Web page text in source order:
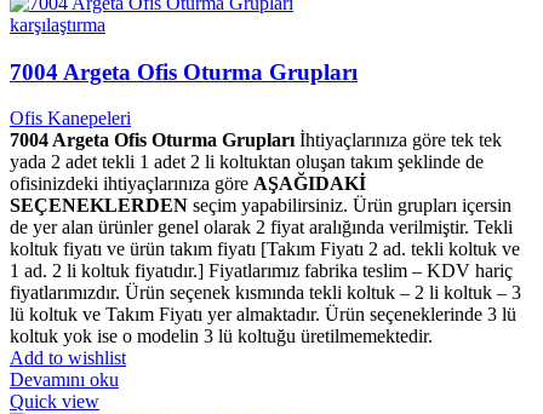
karşılaştırma
7004 Argeta Ofis Oturma Grupları
Ofis Kanepeleri
7004 Argeta Ofis Oturma Grupları İhtiyaçlarınıza göre tek tek
yada 2 adet tekli 1 adet 2 li koltuktan oluşan takım şeklinde de
ofisinizdeki ihtiyaçlarınıza göre AŞAĞIDAKİ
SEÇENEKLERDEN seçim yapabilirsiniz. Ürün grupları içersin
de yer alan ürünler genel olarak 2 fiyat aralığında verilmiştir. Tekli
koltuk fiyatı ve ürün takım fiyatı [Takım Fiyatı 2 ad. tekli koltuk ve
1 ad. 2 li koltuk fiyatıdır.] Fiyatlarımız fabrika teslim – KDV hariç
fiyatlarımızdır. Ürün seçenek kısmında tekli koltuk – 2 li koltuk – 3
lü koltuk ve Takım Fiyatı yer almaktadır. Ürün seçeneklerinde 3 lü
koltuk yok ise o modelin 3 lü koltuğu üretilmemektedir.
Add to wishlist
Devamını oku
Quick view